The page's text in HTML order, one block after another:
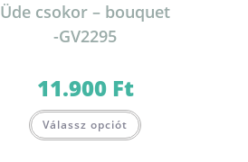
Üde csokor – bouquet
-GV2295
11.900 Ft
Válassz opciót